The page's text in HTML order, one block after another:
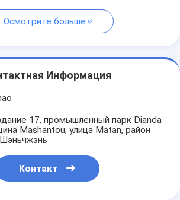
Осмотрите больше
Информация
17, промышленный парк Dianda
Mashantou, улица Matan, район
Контакт